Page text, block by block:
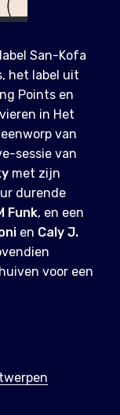
San-Kofa
het label uit
Points en
in Het
van
sessie van
met zijn
durende
Funk, en een
en Caly J.
voor een